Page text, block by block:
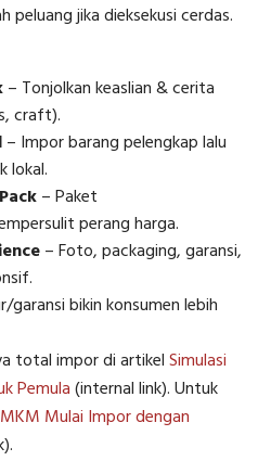
peluang jika dieksekusi cerdas.
– Tonjolkan keaslian & cerita
craft).
– Impor barang pelengkap lalu
lokal.
– Paket
perang harga.
– Foto, packaging, garansi,
garansi bikin konsumen lebih
total impor di artikelSimulasi
Pemula(internal link). Untuk
Mulai Impor dengan